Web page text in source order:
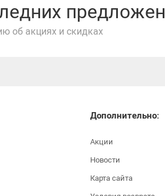
об акциях и скидках
Дополнительно:
Акции
Новости
Карта сайта